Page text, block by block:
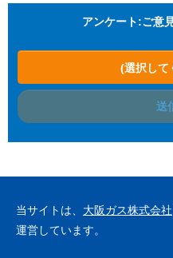
アンケート:ご意
(選択して
送
当サイトは、 大阪ガス株式会社
運営しています。